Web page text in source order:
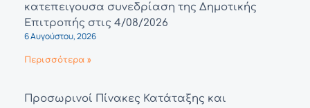
κατεπειγουσα συνεδρίαση της Δημοτικής
Επιτροπής στις 4/08/2026
6 Αυγούστου, 2026
Περισσότερα »
Προσωρινοί Πίνακες Κατάταξης και